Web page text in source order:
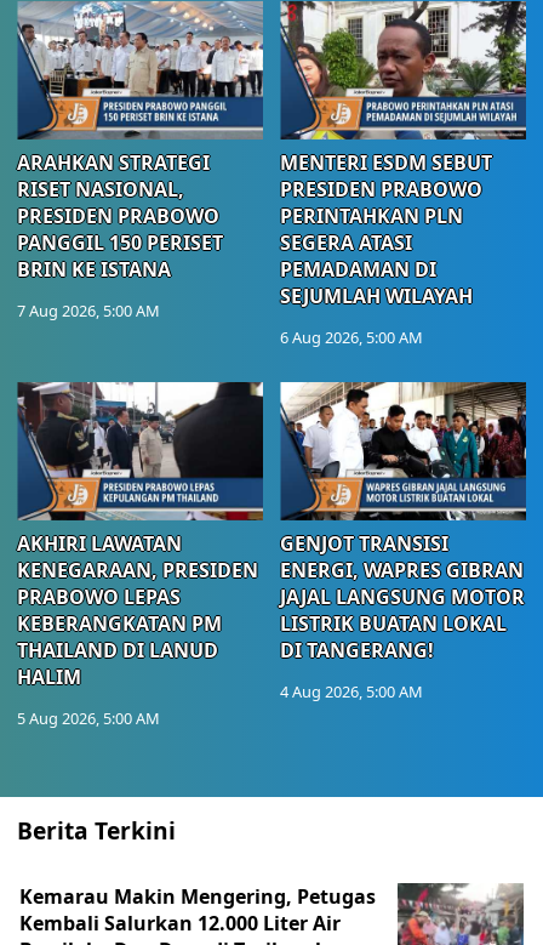
ARAHKAN STRATEGI
RISET NASIONAL,
PRESIDEN PRABOWO
PANGGIL 150 PERISET
BRIN KE ISTANA
7 Aug 2026, 5:00 AM
MENTERI ESDM SEBUT
PRESIDEN PRABOWO
PERINTAHKAN PLN
SEGERA ATASI
PEMADAMAN DI
SEJUMLAH WILAYAH
6 Aug 2026, 5:00 AM
AKHIRI LAWATAN
KENEGARAAN, PRESIDEN
PRABOWO LEPAS
KEBERANGKATAN PM
THAILAND DI LANUD
HALIM
5 Aug 2026, 5:00 AM
GENJOT TRANSISI
ENERGI, WAPRES GIBRAN
JAJAL LANGSUNG MOTOR
LISTRIK BUATAN LOKAL
DI TANGERANG!
4 Aug 2026, 5:00 AM
Berita Terkini
Kemarau Makin Mengering, Petugas
Kembali Salurkan 12.000 Liter Air